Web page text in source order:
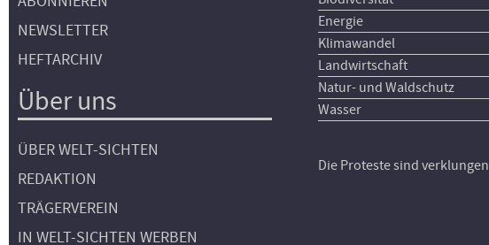
NEWSLETTER
HEFTARCHIV
Über uns
ÜBER WELT-SICHTEN
REDAKTION
TRÄGERVEREIN
IN WELT-SICHTEN WERBEN
Energie
Klimawandel
Landwirtschaft
Natur- und Waldschutz
Wasser
Die Proteste sind verklungen